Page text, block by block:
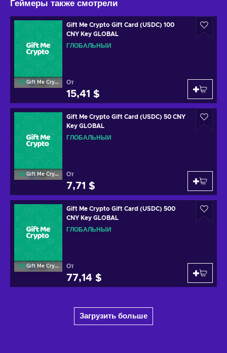
Геймеры также смотрели
Gift Me Crypto
Gift Me Crypto Gift Card (USDC) 100
CNY Key GLOBAL
ГЛОБАЛЬНЫЙ
От
15,41 $
Gift Me Crypto
Gift Me Crypto Gift Card (USDC) 50 CNY
Key GLOBAL
ГЛОБАЛЬНЫЙ
От
7,71 $
Gift Me Crypto
Gift Me Crypto Gift Card (USDC) 500
CNY Key GLOBAL
ГЛОБАЛЬНЫЙ
От
77,14 $
Загрузить больше